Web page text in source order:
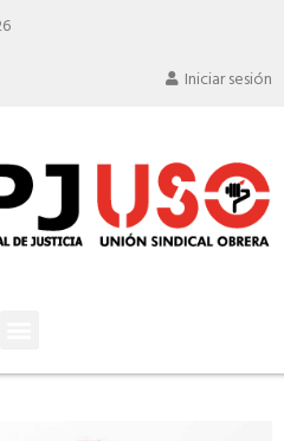
Iniciar sesión